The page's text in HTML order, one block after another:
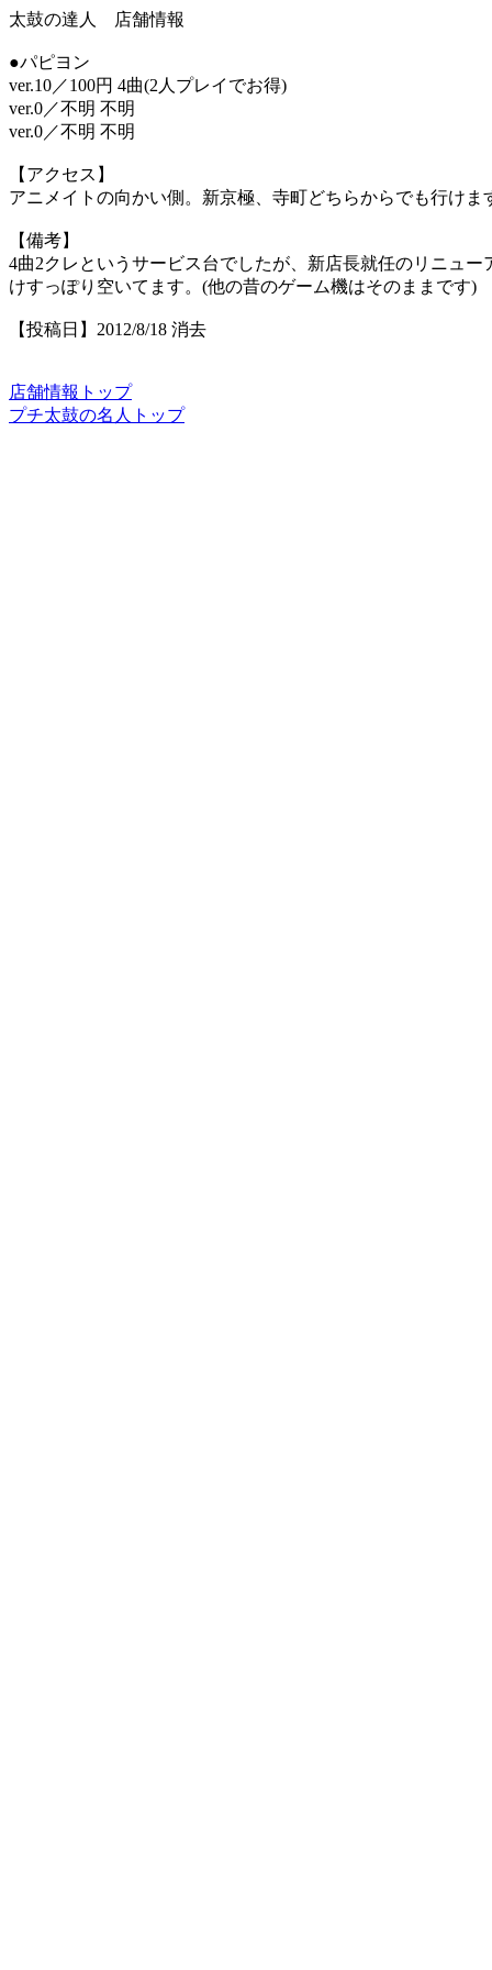
太鼓の達人 店舗情報
●パピヨン
ver.10／100円 4曲(2人プレイでお得)
ver.0／不明 不明
ver.0／不明 不明
【アクセス】
アニメイトの向かい側。新京極、寺町どちらからでも行けま
【備考】
4曲2クレというサービス台でしたが、新店長就任のリニュ
けすっぽり空いてます。(他の昔のゲーム機はそのままです)
【投稿日】2012/8/18 消去
店舗情報トップ
プチ太鼓の名人トップ